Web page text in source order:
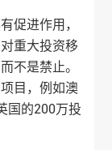
促进作用，
重大投资移
不是禁止。
目，例如澳
国的200万投